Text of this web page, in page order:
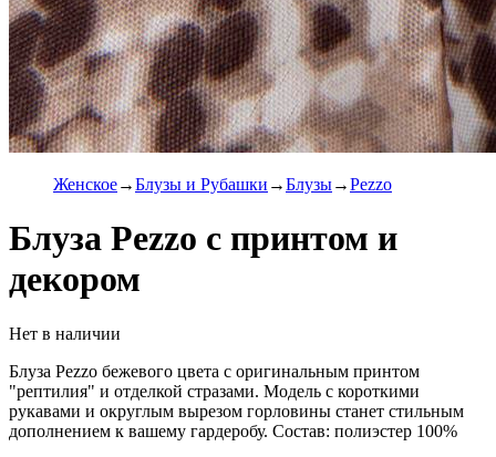
Женское Блузы и Рубашки Блузы Pezzo
Блуза Pezzo с принтом и
декором
Нет в наличии
Блуза Pezzo бежевого цвета с оригинальным принтом
"рептилия" и отделкой стразами. Модель с короткими
рукавами и округлым вырезом горловины станет стильным
дополнением к вашему гардеробу. Состав: полиэстер 100%